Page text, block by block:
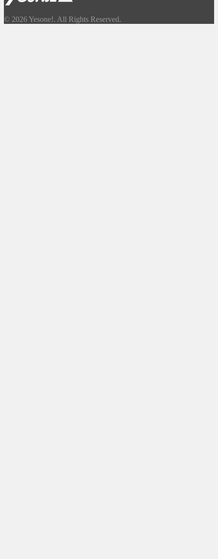
© 2026 Yesone!. All Rights Reserved.